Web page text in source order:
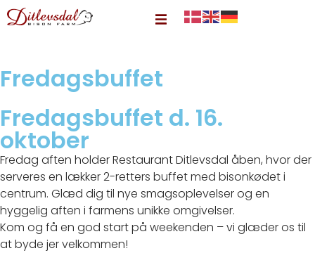
Fredagsbuffet
Fredagsbuffet d. 16.
oktober
Fredag aften holder Restaurant Ditlevsdal åben, hvor der
serveres en lækker 2-retters buffet med bisonkødet i
centrum. Glæd dig til nye smagsoplevelser og en
hyggelig aften i farmens unikke omgivelser.
Kom og få en god start på weekenden – vi glæder os til
at byde jer velkommen!